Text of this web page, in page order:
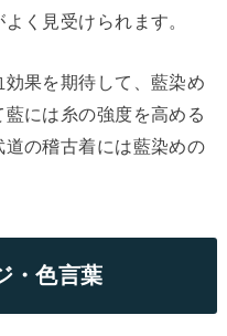
く見受けられます。
果を期待して、藍染め
には糸の強度を高める
の稽古着には藍染めの
・色言葉